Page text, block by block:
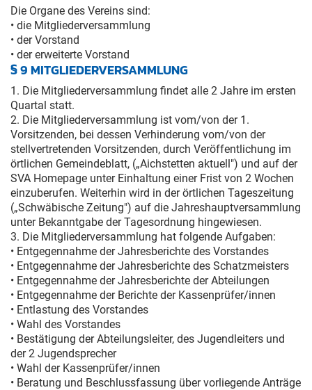
Die Organe des Vereins sind:
• die Mitgliederversammlung
• der Vorstand
• der erweiterte Vorstand
§ 9 MITGLIEDERVERSAMMLUNG
1. Die Mitgliederversammlung findet alle 2 Jahre im ersten
Quartal statt.
2. Die Mitgliederversammlung ist vom/von der 1.
Vorsitzenden, bei dessen Verhinderung vom/von der
stellvertretenden Vorsitzenden, durch Veröffentlichung im
örtlichen Gemeindeblatt, („Aichstetten aktuell") und auf der
SVA Homepage unter Einhaltung einer Frist von 2 Wochen
einzuberufen. Weiterhin wird in der örtlichen Tageszeitung
(„Schwäbische Zeitung") auf die Jahreshauptversammlung
unter Bekanntgabe der Tagesordnung hingewiesen.
3. Die Mitgliederversammlung hat folgende Aufgaben:
• Entgegennahme der Jahresberichte des Vorstandes
• Entgegennahme der Jahresberichte des Schatzmeisters
• Entgegennahme der Jahresberichte der Abteilungen
• Entgegennahme der Berichte der Kassenprüfer/innen
• Entlastung des Vorstandes
• Wahl des Vorstandes
• Bestätigung der Abteilungsleiter, des Jugendleiters und
der 2 Jugendsprecher
• Wahl der Kassenprüfer/innen
• Beratung und Beschlussfassung über vorliegende Anträge